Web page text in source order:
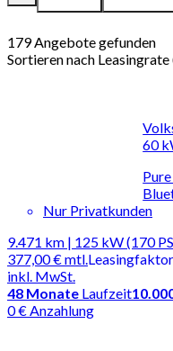
179Angebote gefunden
Sortieren nach
60
Nur Privatkunden
9.471 km | 125 kW (170
377,00 €mtl.
inkl. MwSt.
Leasingfaktor
48 Monate Laufzeit
0 € Anzahlung